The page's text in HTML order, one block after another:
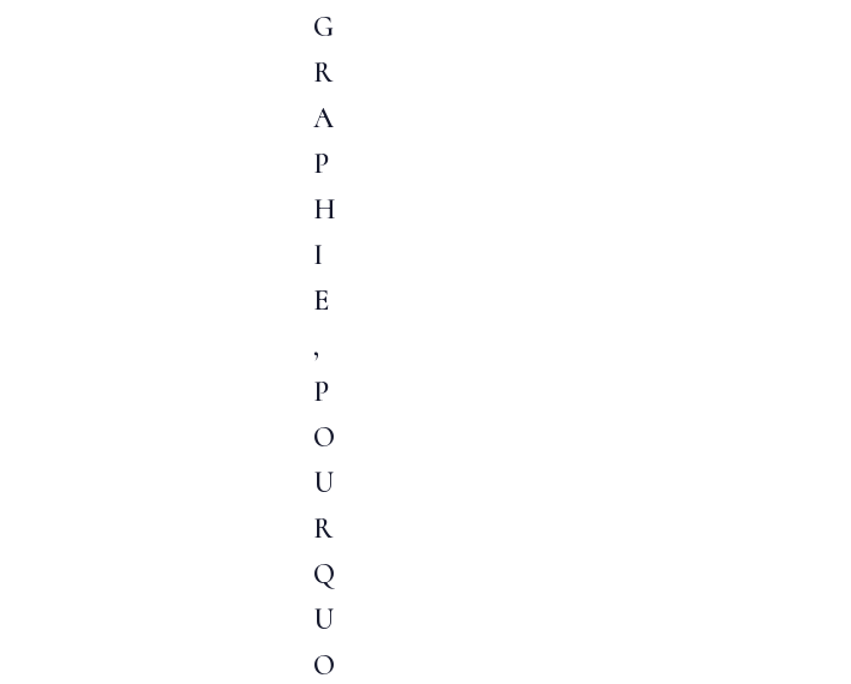
G
R
A
P
H
I
E
,
P
O
U
R
Q
U
O